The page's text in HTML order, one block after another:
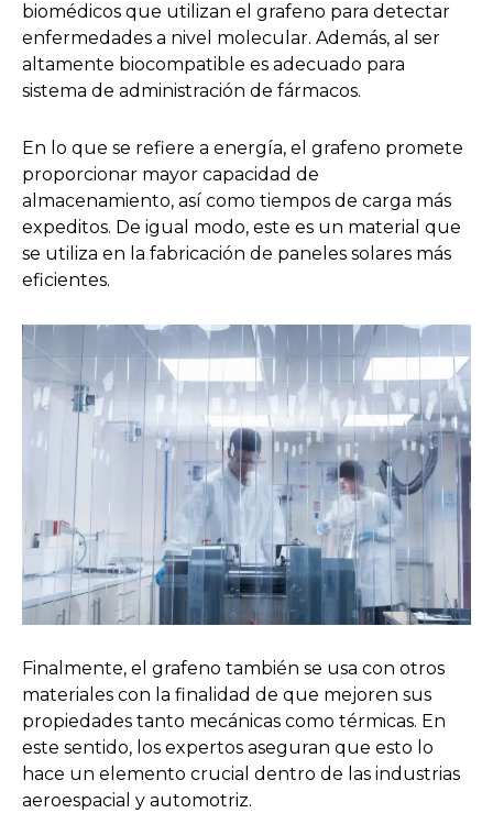
biomédicos que utilizan el grafeno para detectar
enfermedades a nivel molecular. Además, al ser
altamente biocompatible es adecuado para
sistema de administración de fármacos.
En lo que se refiere a energía, el grafeno promete
proporcionar mayor capacidad de
almacenamiento, así como tiempos de carga más
expeditos. De igual modo, este es un material que
se utiliza en la fabricación de paneles solares más
eficientes.
Finalmente, el grafeno también se usa con otros
materiales con la finalidad de que mejoren sus
propiedades tanto mecánicas como térmicas. En
este sentido, los expertos aseguran que esto lo
hace un elemento crucial dentro de las industrias
aeroespacial y automotriz.